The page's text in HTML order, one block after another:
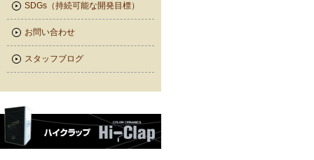
SDGs（持続可能な開発目標）
お問い合わせ
スタッフブログ